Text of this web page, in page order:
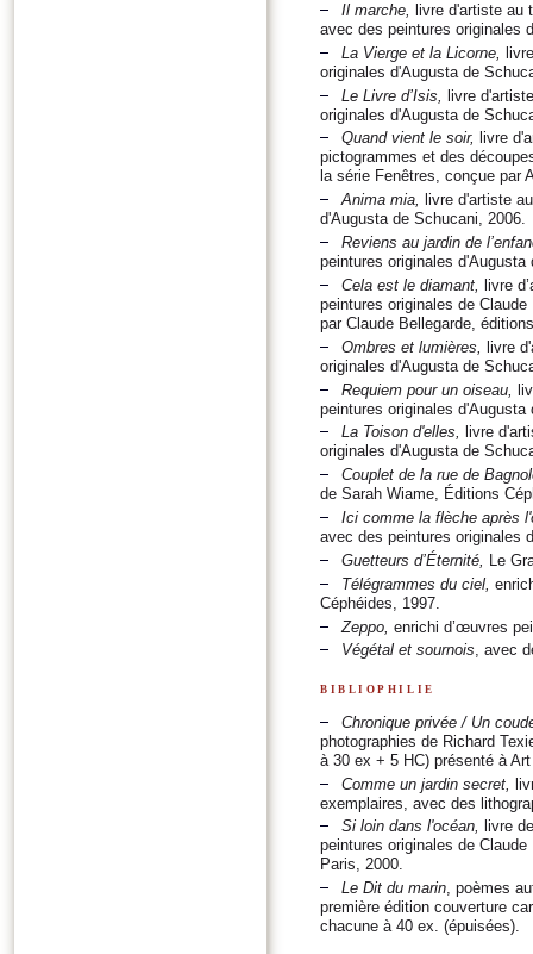
Il marche
livre d'artiste au
avec des peintures originales
La Vierge et la Licorne
originales d'Augusta de
Le Livre d’Isis livre
originales d'Augusta de
Quand vient le soir, livre
pictogrammes et des
la série Fenêtres, conçue par
Anima mia, livre d'artiste
d'Augusta de Schucani, 2006.
Reviens au jardin de
peintures originales d'Augusta
Cela est le diamant
livre
peintures originales de
par Claude Bellegarde,
Ombres et lumières livre
originales d'Augusta de
Requiem pour un oiseau
peintures originales d'Augusta
La Toison d'elles, livre
originales d'Augusta de
Couplet de la rue de
de Sarah Wiame, Éditions
Ici comme la flèche après
avec des peintures originales
Guetteurs d’Éternité
Le
Télégrammes du ciel
Céphéides, 1997.
Zeppo enrichi d’œuvres
Végétal et sournois, avec
bibliophilie
Chronique privée / Un
photographies de Richard
à 30 ex + 5 HC) présenté à
Comme un jardin secret
exemplaires, avec des
Si loin dans l'océan, livre
peintures originales de
Paris, 2000.
Le Dit du marin, poèmes
première édition couverture
chacune à 40 ex. (épuisées).